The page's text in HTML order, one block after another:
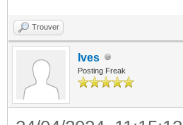
Trouver
Ives
Posting Freak